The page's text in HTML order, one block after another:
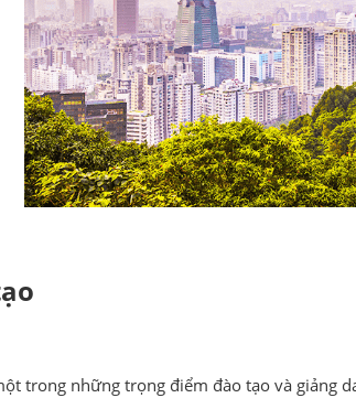
trong những trọng điểm đào tạo và giảng